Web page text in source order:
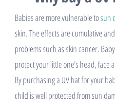
Babies are more vulnerable tosun
skin. The effects are cumulative
problems such as skin cancer.
protect your little one’s head, face
By purchasing a UV hat for your
child is well protected from sun